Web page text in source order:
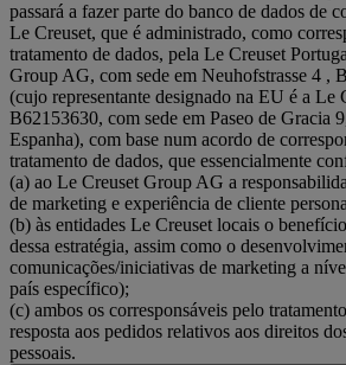
passará a fazer parte do banco de dados de
Le Creuset, que é administrado, como
tratamento de dados, pela Le Creuset
Group AG, com sede em Neuhofstrasse 4 ,
(cujo representante designado na EU é a Le
B62153630, com sede em Paseo de Gracia
Espanha), com base num acordo de
tratamento de dados, que essencialmente
(a) ao Le Creuset Group AG a
de marketing e experiência de cliente
(b) às entidades Le Creuset locais o
dessa estratégia, assim como o
comunicações/iniciativas de marketing a
país específico);
(c) ambos os corresponsáveis pelo
resposta aos pedidos relativos aos direitos
pessoais.